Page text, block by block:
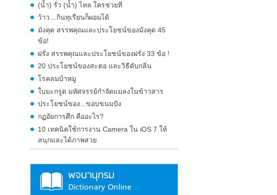
(น้ำ) รั่ว (น้ำ) ไหล ใครช่วยที
ว้าว…กินทุเรียนก็ผอมได้
มังคุด สรรพคุณและประโยชน์ของมังคุด 45
ข้อ!
ฝรั่ง สรรพคุณและประโยชน์ของฝรั่ง 33 ข้อ !
20 ประโยชน์ของสะตอ และวิธีดับกลิ่น
โรคลมบ้าหมู
ใบมะกรูด มหัศจรรย์กำจัดแมลงในข้าวสาร
ประโยชน์ของ...ขอบขนมปัง
กฏอัยการศึก คืออะไร?
10 เทคนิคใช้การงาน Camera ใน iOS 7 ให้
สนุกและได้ภาพสวย
พจนานุกรม
Dictionary Online